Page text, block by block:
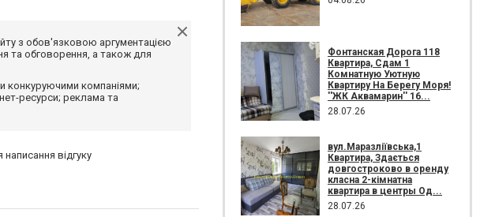
з обов'язковою аргументацією
та обговорення, а також для
конкуруючими компаніями;
ресурси; реклама та
написання відгуку
Фонтанская Дорога 118
Квартира, Сдам 1
Комнатную Уютную
Квартиру На Берегу Моря!
''ЖК Аквамарин'' 16...
28.07.26
вул.Маразліївська,1
Квартира, Здається
довгостроково в оренду
класна 2-кімнатна
квартира в центры Од...
28.07.26